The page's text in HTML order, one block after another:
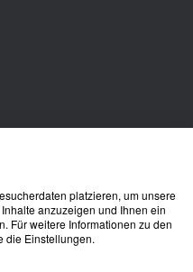
platzieren, um unsere
anzuzeigen und Ihnen ein
Für weitere Informationen zu den
die Einstellungen.